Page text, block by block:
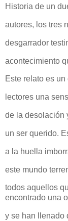
Historia de un
autores, los tres
desgarrador
acontecimiento
Este relato es
lectores una
de la desolación
un ser querido.
a la huella
este mundo
todos aquellos
encontrado una
y se han llenado